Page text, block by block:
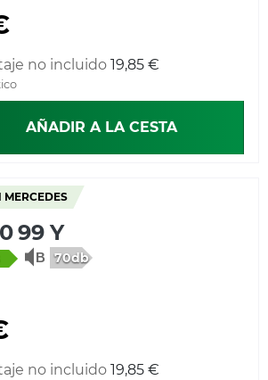
no incluido 19,85 €
AÑADIR A LA CESTA
MERCEDES
99 Y
70db
no incluido 19,85 €